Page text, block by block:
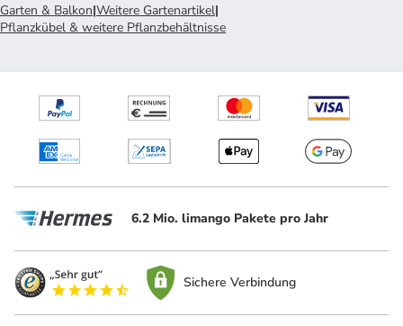
Garten & Balkon|Weitere Gartenartikel|
Pflanzkübel & weitere Pflanzbehältnisse
6.2 Mio. limango Pakete pro Jahr
Sichere Verbindung